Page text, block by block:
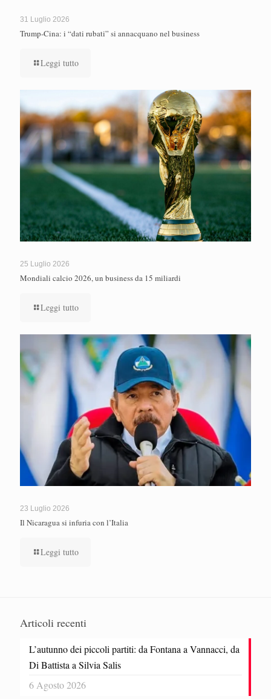
31 Luglio 2026
Trump-Cina: i “dati rubati” si annacquano nel business
Leggi tutto
25 Luglio 2026
Mondiali calcio 2026, un business da 15 miliardi
Leggi tutto
23 Luglio 2026
Il Nicaragua si infuria con l’Italia
Leggi tutto
Articoli recenti
L’autunno dei piccoli partiti: da Fontana a Vannacci, da
Di Battista a Silvia Salis
6 Agosto 2026